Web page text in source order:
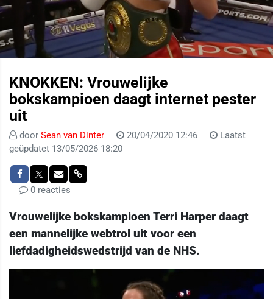
KNOKKEN: Vrouwelijke
bokskampioen daagt internet pester
uit
door Sean van Dinter 20/04/2020 12:46
Laatst
geüpdatet 13/05/2026 18:20
0 reacties
Vrouwelijke bokskampioen Terri Harper daagt
een mannelijke webtrol uit voor een
liefdadigheidswedstrijd van de NHS.